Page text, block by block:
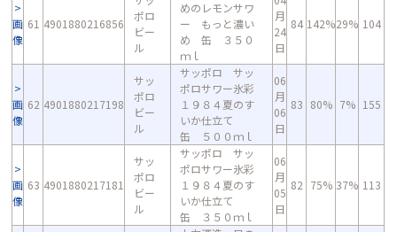
画
像
61 4901880216856
ポロ
ビー
ル
めのレモンサワ
ー もっと濃い
め 缶 ３５０
ｍｌ
月
24
日
84 142%29% 104
画
像
62 4901880217198
サッ
ポロ
ビー
ル
サッポロ サッ
ポロサワー氷彩
１９８４夏のす
いか仕立て
缶 ５００ｍｌ
06
月
06
日
83 80% 7% 155
画
像
63 4901880217181
サッ
ポロ
ビー
ル
サッポロ サッ
ポロサワー氷彩
１９８４夏のす
いか仕立て
缶 ３５０ｍｌ
06
月
05
日
82 75% 37% 113